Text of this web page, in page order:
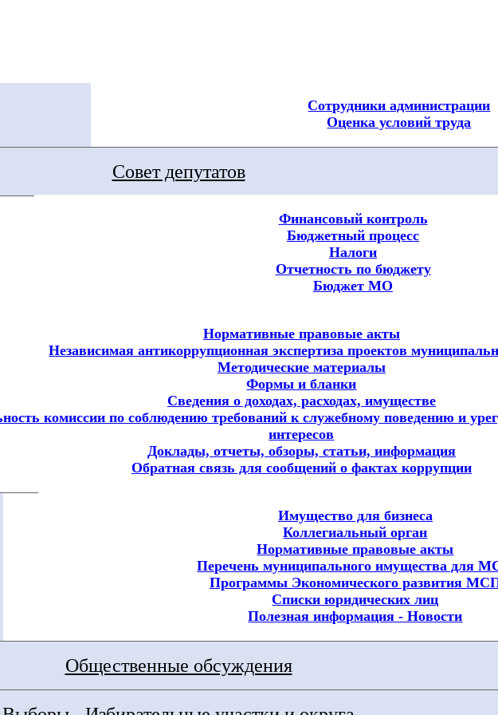
Сотрудники администрации
Оценка условий труда
Совет депутатов
Финансовый контроль
Бюджетный процесс
Налоги
Отчетность по бюджету
Бюджет МО
Нормативные правовые акты
Независимая антикоррупционная экспертиза проектов
Методические материалы
Формы и бланки
Сведения о доходах, расходах, имуществе
комиссии по соблюдению требований к служебному поведению и
интересов
Доклады, отчеты, обзоры, статьи, информация
Обратная связь для сообщений о фактах коррупции
Имущество для бизнеса
Коллегиальный орган
Нормативные правовые акты
Перечень муниципального имущества для
Программы Экономического развития
Списки юридических лиц
Полезная информация - Новости
Общественные обсуждения